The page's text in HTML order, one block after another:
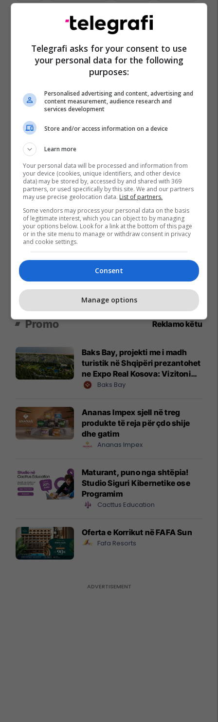
Promo Reklamo këtu
Baks Bay, projekti me i madh
turistik në Shqipëri prezantohet
ne Expo Real Kosova: Vizitoni
shtandin dhe zbuloni
Baks Bay
Ananas Impex sjell në treg
produkte të reja për çdo shije
dhe gatim
Ananas Impex
Maturant, puno nga shtëpia!
Studio Siguri Kibernetike ose
Programim
Cacttus Education
Oferta e Korrikut në FAFA Sun
Fafa Resorts
Telegrafi asks for your consent to use
your personal data for the following
purposes:
Personalised advertising and content, advertising and
content measurement, audience research and
services development
Store and/or access information on a device
Learn more
Your personal data will be processed and information from
your device (cookies, unique identifiers, and other device
data) may be stored by, accessed by and shared with 369
partners, or used specifically by this site. We and our partners
may use precise geolocation data. List of partners.
Some vendors may process your personal data on the basis
of legitimate interest, which you can object to by managing
your options below. Look for a link at the bottom of this page
or in the site menu to manage or withdraw consent in privacy
and cookie settings.
Consent
Manage options